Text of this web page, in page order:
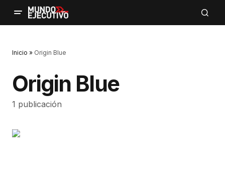
Inicio » Origin Blue
Origin Blue
1 publicación